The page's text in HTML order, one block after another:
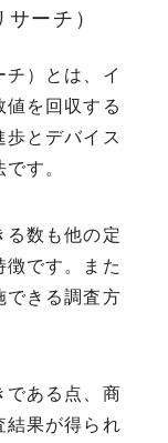
ーチ）
）とは、イ
を回収する
とデバイス
す。
る数も他の定
です。また
できる調査方
である点、商
結果が得られ